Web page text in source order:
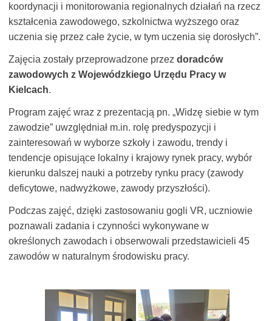
koordynacji i monitorowania regionalnych działań na rzecz
kształcenia zawodowego, szkolnictwa wyższego oraz
uczenia się przez całe życie, w tym uczenia się dorosłych”.
Zajęcia zostały przeprowadzone przezdoradców
zawodowych z Wojewódzkiego Urzędu Pracy w
Kielcach.
Program zajęć wraz z prezentacją pn. „Widzę siebie w tym
zawodzie” uwzględniał m.in. rolę predyspozycji i
zainteresowań w wyborze szkoły i zawodu, trendy i
tendencje opisujące lokalny i krajowy rynek pracy, wybór
kierunku dalszej nauki a potrzeby rynku pracy (zawody
deficytowe, nadwyżkowe, zawody przyszłości).
Podczas zajęć, dzięki zastosowaniu gogli VR, uczniowie
poznawali zadania i czynności wykonywane w
określonych zawodach i obserwowali przedstawicieli 45
zawodów w naturalnym środowisku pracy.